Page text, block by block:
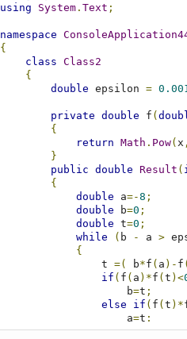
using
System. Text ;
namespace
{
class Class2
{
double epsilon =
private double f (
{
return Math . Pow( x ,
}
public double Result (
{
double a=-8 ;
double b=0 ;
double t=0 ;
while
( b - a >
{
                t
=( b*f ( a )- f (
if ( f ( a )*f ( t )<
                    b
=t ;
else
if ( f ( t )*
                    a
=t ;
else